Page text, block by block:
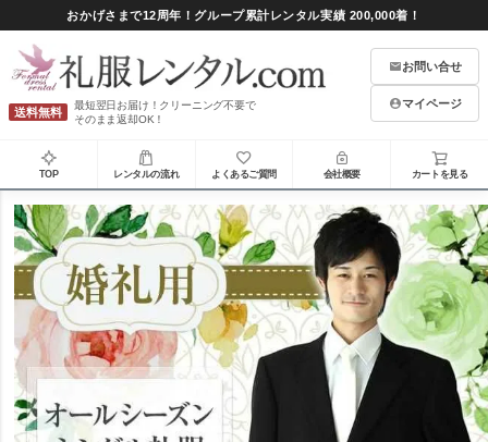
おかげさまで12周年！グループ累計レンタル実績 200,000着！
送料無料
最短翌日お届け！クリーニング不要で
そのまま返却OK！
お問い合せ
マイページ
TOP レンタルの流れ よくあるご質問 会社概要 カートを見る